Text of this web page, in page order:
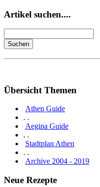
Artikel suchen....
Übersicht Themen
Athen Guide
. .
Aegina Guide
. .
Stadtplan Athen
. .
Archive 2004 - 2019
Neue Rezepte